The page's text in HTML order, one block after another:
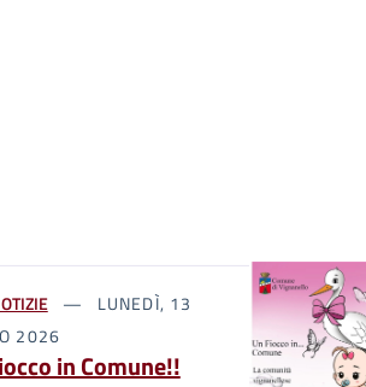
LUNEDÌ, 13
2026
in Comune!!